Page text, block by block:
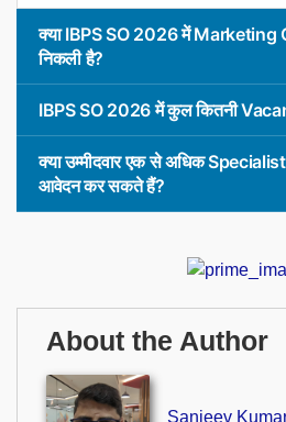
क्या IBPS SO 2026 में
निकली है?
IBPS SO 2026 में कुल कितनी
क्या उम्मीदवार एक से अधिक
आवेदन कर सकते हैं?
About the Author
Sanjeev